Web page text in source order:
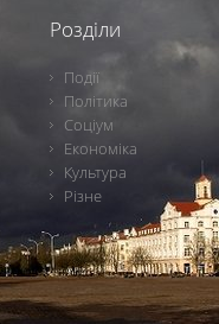
Розділи
Події
Політика
Соціум
Економіка
Культура
Різне